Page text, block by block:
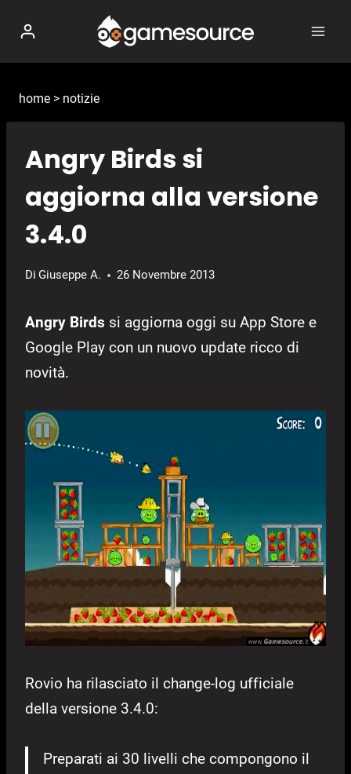
contenuto
home > notizie
Angry Birds si
aggiorna alla versione
3.4.0
Di Giuseppe A. 26 Novembre 2013
Angry Birds si aggiorna oggi su App Store e
Google Play con un nuovo update ricco di
novità.
Rovio ha rilasciato il change-log ufficiale
della versione 3.4.0:
Preparati ai 30 livelli che compongono il